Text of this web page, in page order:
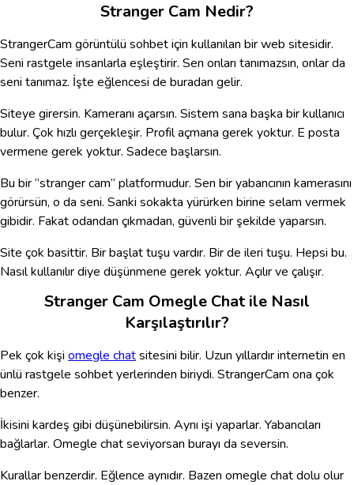
Stranger Cam Nedir?
StrangerCam görüntülü sohbet için kullanılan bir web sitesidir.
Seni rastgele insanlarla eşleştirir. Sen onları tanımazsın, onlar da
seni tanımaz. İşte eğlencesi de buradan gelir.
Siteye girersin. Kameranı açarsın. Sistem sana başka bir kullanıcı
bulur. Çok hızlı gerçekleşir. Profil açmana gerek yoktur. E posta
vermene gerek yoktur. Sadece başlarsın.
Bu bir “stranger cam” platformudur. Sen bir yabancının kamerasını
görürsün, o da seni. Sanki sokakta yürürken birine selam vermek
gibidir. Fakat odandan çıkmadan, güvenli bir şekilde yaparsın.
Site çok basittir. Bir başlat tuşu vardır. Bir de ileri tuşu. Hepsi bu.
Nasıl kullanılır diye düşünmene gerek yoktur. Açılır ve çalışır.
Stranger Cam Omegle Chat ile Nasıl
Karşılaştırılır?
Pek çok kişi omegle chatsitesini bilir. Uzun yıllardır internetin en
ünlü rastgele sohbet yerlerinden biriydi. StrangerCam ona çok
benzer.
İkisini kardeş gibi düşünebilirsin. Aynı işi yaparlar. Yabancıları
bağlarlar. Omegle chat seviyorsan burayı da seversin.
Kurallar benzerdir. Eğlence aynıdır. Bazen omegle chat dolu olur